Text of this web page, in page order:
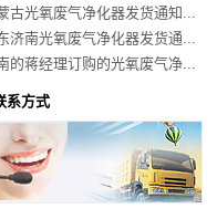
古光氧废气净化器发货通知...
济南光氧废气净化器发货通...
的蒋经理订购的光氧废气净...
系方式